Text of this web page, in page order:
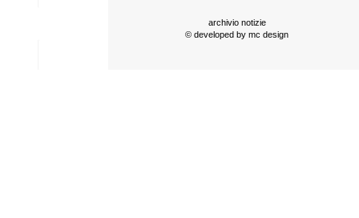
archivio notizie
© developed by mc design